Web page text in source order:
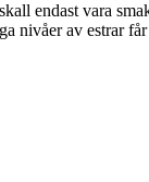
endast vara
av estrar